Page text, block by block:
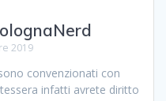
2019
convenzionati con
infatti avrete diritto